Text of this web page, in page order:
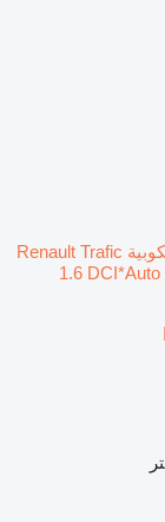
رافعة السلة التلسكوبية Renault Trafic
1.6